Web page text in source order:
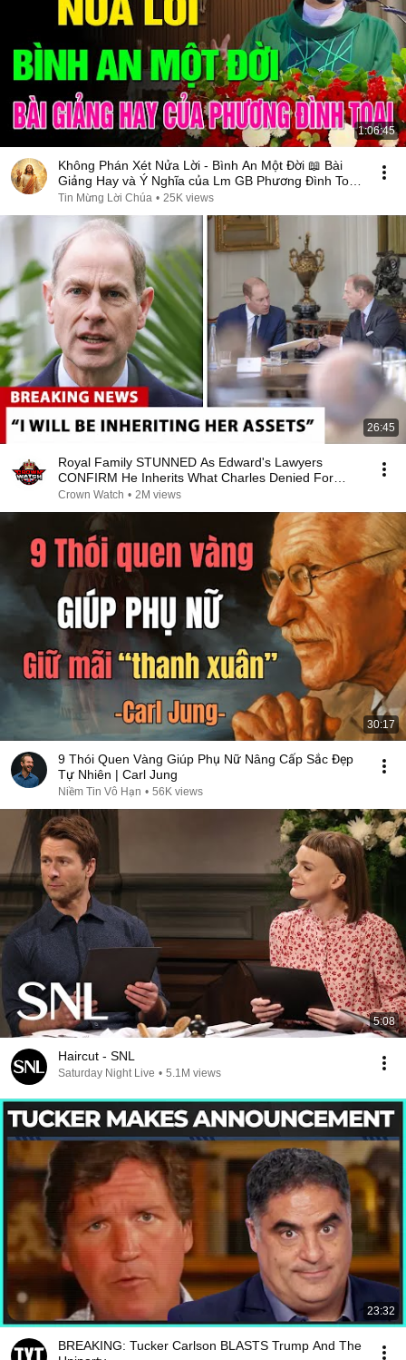
1:06:45
Không Phán Xét Nửa Lời - Bình An Một Đời 📖 Bài
Giảng Hay và Ý Nghĩa của Lm GB Phương Đình Toại,
MI
Tin Mừng Lời Chúa • 25K views
26:45
Royal Family STUNNED As Edward's Lawyers
CONFIRM He Inherits What Charles Denied For
Years!
Crown Watch • 2M views
30:17
9 Thói Quen Vàng Giúp Phụ Nữ Nâng Cấp Sắc Đẹp
Tự Nhiên | Carl Jung
Niềm Tin Vô Hạn • 56K views
5:08
Haircut - SNL
Saturday Night Live • 5.1M views
23:32
BREAKING: Tucker Carlson BLASTS Trump And The